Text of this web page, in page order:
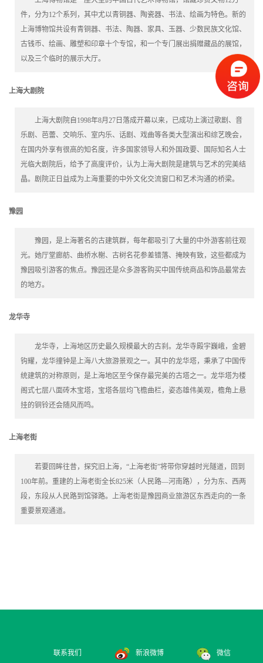
件，分为12个系列，其中尤以青铜器、陶瓷器、书法、绘画为特色。新的
上海博物馆共设有青铜器、书法、陶器、家具、玉器、少数民族文化馆、
古钱币、绘画、雕塑和印章十个专馆，和一个专门展出捐赠藏品的展馆，
以及三个临时的展示大厅。
上海大剧院
上海大剧院自1998年8月27日落成开幕以来，已成功上演过歌剧、音
乐剧、芭蕾、交响乐、室内乐、话剧、戏曲等各类大型演出和综艺晚会，
在国内外享有很高的知名度，许多国家领导人和外国政要、国际知名人士
光临大剧院后，给予了高度评价，认为上海大剧院是建筑与艺术的完美结
晶。剧院正日益成为上海重要的中外文化交流窗口和艺术沟通的桥梁。
豫园
豫园，是上海著名的古建筑群，每年都吸引了大量的中外游客前往观
光。她厅堂廊舫、曲桥水榭、古树名花参差错落、掩映有致，这些都成为
豫园吸引游客的焦点。豫园还是众多游客购买中国传统商品和饰品最常去
的地方。
龙华寺
龙华寺，上海地区历史最久规模最大的古刹。龙华寺殿宇巍峨，金碧
钩耀，龙华撞钟是上海八大旅游景观之一。其中的龙华塔，秉承了中国传
统建筑的对称原则，是上海地区至今保存最完美的古塔之一。龙华塔为楼
阁式七层八面砖木宝塔，宝塔各层均飞檐曲栏，姿态雄伟美观，檐角上悬
挂的铜铃还会随风而鸣。
上海老街
若要回眸往昔，探究旧上海，“上海老街”将带你穿越时光隧道，回到
100年前。重建的上海老街全长825米（人民路—河南路），分为东、西两
段，东段从人民路到馆驿路。上海老街是豫园商业旅游区东西走向的一条
重要景观通道。
联系我们 新浪微博 微信